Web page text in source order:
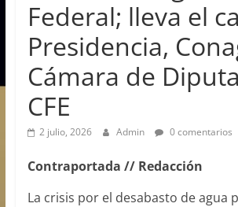
Federal; lleva el
Presidencia,
Cámara de
CFE
2 julio, 2026 Admin 0 comentarios
Contraportada // Redacción
La crisis por el desabasto de agua